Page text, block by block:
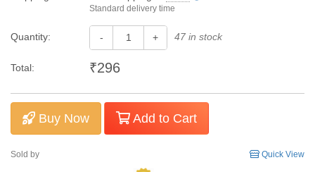
Standard delivery time
Quantity: - + 47 in stock
Total: ₹296
Buy Now Add to Cart
Sold by Quick View